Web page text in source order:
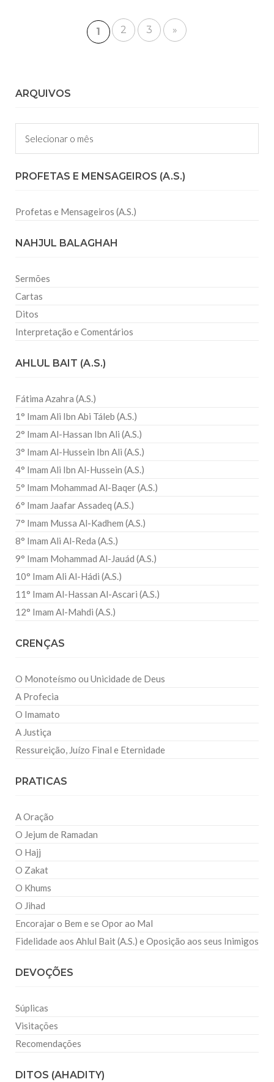
1 2 3 »
ARQUIVOS
Arquivos
PROFETAS E MENSAGEIROS (A.S.)
Profetas e Mensageiros (A.S.)
NAHJUL BALAGHAH
Sermões
Cartas
Ditos
Interpretação e Comentários
AHLUL BAIT (A.S.)
Fátima Azahra (A.S.)
1° Imam Ali Ibn Abi Táleb (A.S.)
2° Imam Al-Hassan Ibn Ali (A.S.)
3° Imam Al-Hussein Ibn Ali (A.S.)
4° Imam Ali Ibn Al-Hussein (A.S.)
5° Imam Mohammad Al-Baqer (A.S.)
6° Imam Jaafar Assadeq (A.S.)
7° Imam Mussa Al-Kadhem (A.S.)
8° Imam Ali Al-Reda (A.S.)
9° Imam Mohammad Al-Jauád (A.S.)
10° Imam Ali Al-Hádi (A.S.)
11° Imam Al-Hassan Al-Ascari (A.S.)
12° Imam Al-Mahdi (A.S.)
CRENÇAS
O Monoteísmo ou Unicidade de Deus
A Profecia
O Imamato
A Justiça
Ressureição, Juízo Final e Eternidade
PRATICAS
A Oração
O Jejum de Ramadan
O Hajj
O Zakat
O Khums
O Jihad
Encorajar o Bem e se Opor ao Mal
Fidelidade aos Ahlul Bait (A.S.) e Oposição aos seus Inimigos
DEVOÇÕES
Súplicas
Visitações
Recomendações
DITOS (AHADITY)